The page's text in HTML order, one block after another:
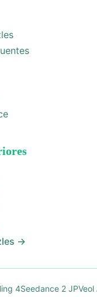
→
4Seedance 2 JPVeol